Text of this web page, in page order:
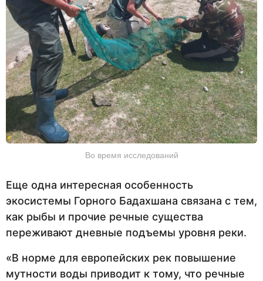
Во время исследований
Еще одна интересная особенность
экосистемы Горного Бадахшана связана с тем,
как рыбы и прочие речные существа
переживают дневные подъемы уровня реки.
«В норме для европейских рек повышение
мутности воды приводит к тому, что речные